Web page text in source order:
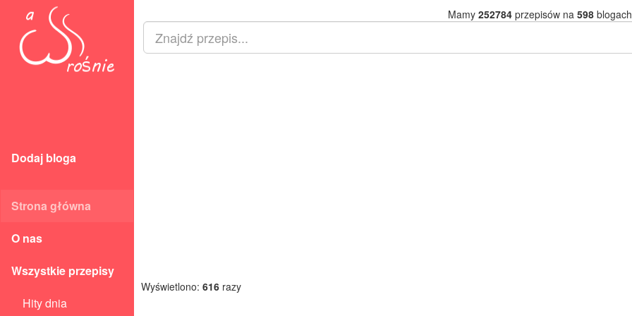
Dodaj bloga
Strona główna
O nas
Wszystkie przepisy
Hity dnia
Mamy 252784przepisów na 598
Wyświetlono: 616 razy